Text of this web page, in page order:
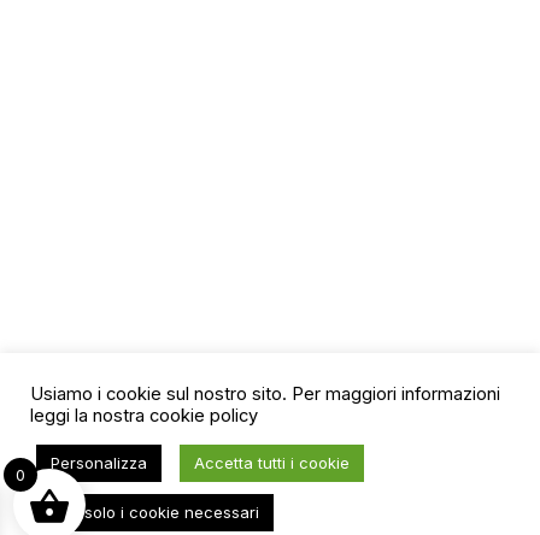
Usiamo i cookie sul nostro sito. Per maggiori informazioni
leggi la nostra cookie policy
Personalizza Accetta tutti i cookie
Usa solo i cookie necessari
0